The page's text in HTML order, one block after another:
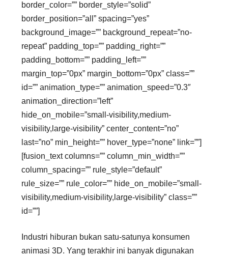
border_color=”” border_style=”solid”
border_position=”all” spacing=”yes”
background_image=”” background_repeat=”no-
repeat” padding_top=”” padding_right=””
padding_bottom=”” padding_left=””
margin_top=”0px” margin_bottom=”0px” class=””
id=”” animation_type=”” animation_speed=”0.3″
animation_direction=”left”
hide_on_mobile=”small-visibility,medium-
visibility,large-visibility” center_content=”no”
last=”no” min_height=”” hover_type=”none” link=””]
[fusion_text columns=”” column_min_width=””
column_spacing=”” rule_style=”default”
rule_size=”” rule_color=”” hide_on_mobile=”small-
visibility,medium-visibility,large-visibility” class=””
id=””]
Industri hiburan bukan satu-satunya konsumen
animasi 3D. Yang terakhir ini banyak digunakan